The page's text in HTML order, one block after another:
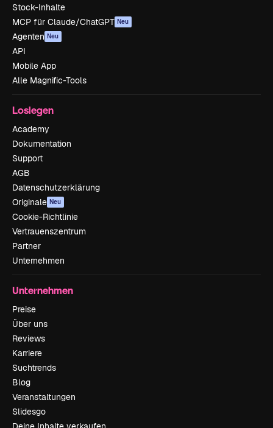
Stock-Inhalte
MCP für Claude/ChatGPT Neu
Agenten Neu
API
Mobile App
Alle Magnific-Tools
Loslegen
Academy
Dokumentation
Support
AGB
Datenschutzerklärung
Originale Neu
Cookie-Richtlinie
Vertrauenszentrum
Partner
Unternehmen
Unternehmen
Preise
Über uns
Reviews
Karriere
Suchtrends
Blog
Veranstaltungen
Slidesgo